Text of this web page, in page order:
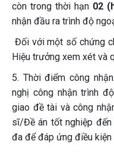
còn trong thời hạn 02
nhận đầu ra trình độ
Đối với một số chứng
Hiệu trưởng xem xét và
5. Thời điểm công
nghị công nhận trình
giao đề tài và công
sĩ/Đề án tốt nghiệp
đa để đáp ứng điều